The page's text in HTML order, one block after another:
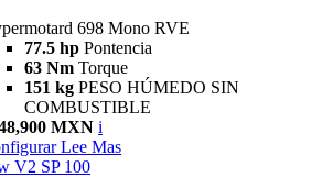
698 Mono RVE
77.5 hp Pontencia
63 Nm Torque
151 kg PESO HÚMEDO SIN
COMBUSTIBLE
MXN i
Lee Mas
V2 SP 100